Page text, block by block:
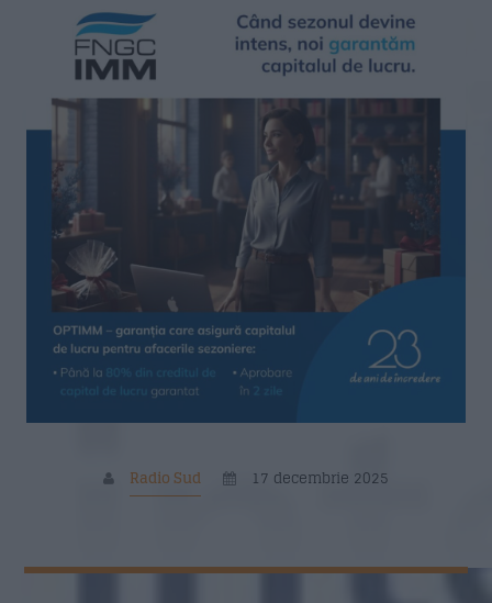
Whatsapp
Happy Hours
11:00
Siesta Radio Sud
15:00 19:00
Mituri din sanatate
19:10 20:00
Povestea Serii
20:00 21:00
Formular Contact
Radio Sud 17 decembrie 2025